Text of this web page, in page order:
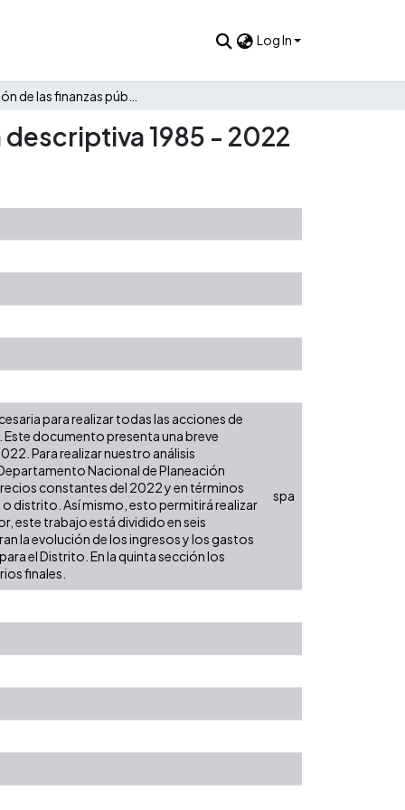
Log In
1985 - 2022
para realizar todas las acciones de
documento presenta una breve
Para realizar nuestro análisis
Nacional de Planeación
constantes del 2022 y en términos
distrito. Así mismo, esto permitirá realizar
este trabajo está dividido en seis
la evolución de los ingresos y los gastos
el Distrito. En la quinta sección los
finales.
spa